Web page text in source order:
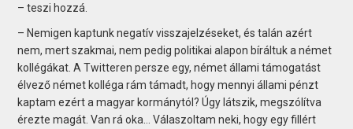
– teszi hozzá.
– Nemigen kaptunk negatív visszajelzéseket, és talán azért
nem, mert szakmai, nem pedig politikai alapon bíráltuk a német
kollégákat. A Twitteren persze egy, német állami támogatást
élvező német kolléga rám támadt, hogy mennyi állami pénzt
kaptam ezért a magyar kormánytól? Úgy látszik, megszólítva
érezte magát. Van rá oka… Válaszoltam neki, hogy egy fillért